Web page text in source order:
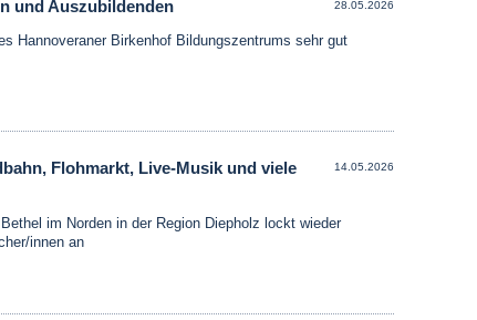
28.05.2026
und Auszubildenden
Hannoveraner Birkenhof Bildungszentrums sehr gut
14.05.2026
Flohmarkt, Live-Musik und viele
im Norden in der Region Diepholz lockt wieder
innen an